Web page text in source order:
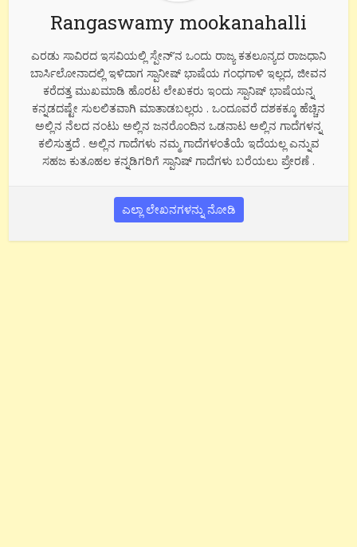
Rangaswamy mookanahalli
ಎರಡು ಸಾವಿರದ ಇಸವಿಯಲ್ಲಿ ಸ್ಪೇನ್’ನ ಒಂದು ರಾಜ್ಯ ಕತಲೂನ್ಯದ ರಾಜಧಾನಿ
ಬಾರ್ಸಿಲೋನಾದಲ್ಲಿ ಇಳಿದಾಗ ಸ್ಪಾನೀಷ್ ಭಾಷೆಯ ಗಂಧಗಾಳಿ ಇಲ್ಲದ, ಜೀವನ
ಕರೆದತ್ತ ಮುಖಮಾಡಿ ಹೊರಟ ಲೇಖಕರು ಇಂದು ಸ್ಪಾನಿಷ್ ಭಾಷೆಯನ್ನ
ಕನ್ನಡದಷ್ಟೇ ಸುಲಲಿತವಾಗಿ ಮಾತಾಡಬಲ್ಲರು . ಒಂದೂವರೆ ದಶಕಕ್ಕೂ ಹೆಚ್ಚಿನ
ಅಲ್ಲಿನ ನೆಲದ ನಂಟು ಅಲ್ಲಿನ ಜನರೊಂದಿನ ಒಡನಾಟ ಅಲ್ಲಿನ ಗಾದೆಗಳನ್ನ
ಕಲಿಸುತ್ತದೆ . ಅಲ್ಲಿನ ಗಾದೆಗಳು ನಮ್ಮ ಗಾದೆಗಳಂತೆಯೆ ಇದೆಯಲ್ಲ ಎನ್ನುವ
ಸಹಜ ಕುತೂಹಲ ಕನ್ನಡಿಗರಿಗೆ ಸ್ಪಾನಿಷ್ ಗಾದೆಗಳು ಬರೆಯಲು ಪ್ರೇರಣೆ .
ಎಲ್ಲಾ ಲೇಖನಗಳನ್ನು ನೋಡಿ